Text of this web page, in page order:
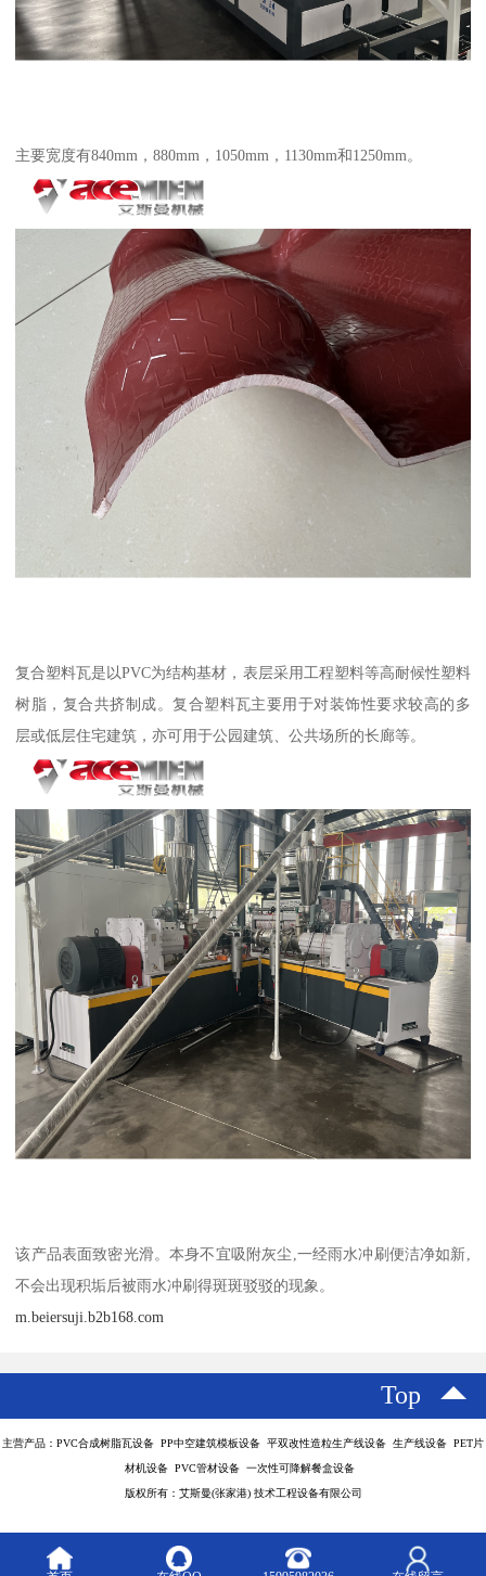
主要宽度有840mm，880mm，1050mm，1130mm和1250mm。
复合塑料瓦是以PVC为结构基材，表层采用工程塑料等高耐候性塑料
树脂，复合共挤制成。复合塑料瓦主要用于对装饰性要求较高的多
层或低层住宅建筑，亦可用于公园建筑、公共场所的长廊等。
该产品表面致密光滑。本身不宜吸附灰尘,一经雨水冲刷便洁净如新,
不会出现积垢后被雨水冲刷得斑斑驳驳的现象。
m.beiersuji.b2b168.com
Top
主营产品：PVC合成树脂瓦设备 PP中空建筑模板设备 平双改性造粒生产线设备 生产线设备 PET片
材机设备 PVC管材设备 一次性可降解餐盒设备
版权所有：艾斯曼(张家港) 技术工程设备有限公司